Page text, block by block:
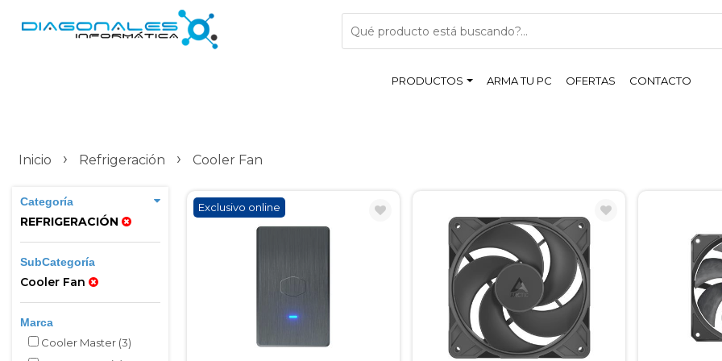
PRODUCTOS ARMA TU PC OFERTAS CONTACTO
Inicio › Refrigeración › Cooler Fan
Categoría
REFRIGERACIÓN
SubCategoría
Cooler Fan
Marca
Cooler Master (3)
Exclusivo online